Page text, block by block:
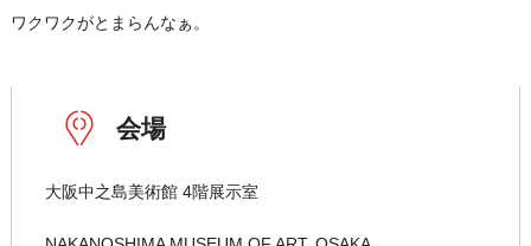
ワクワクがとまらんなぁ。
会場
大阪中之島美術館 4階展示室